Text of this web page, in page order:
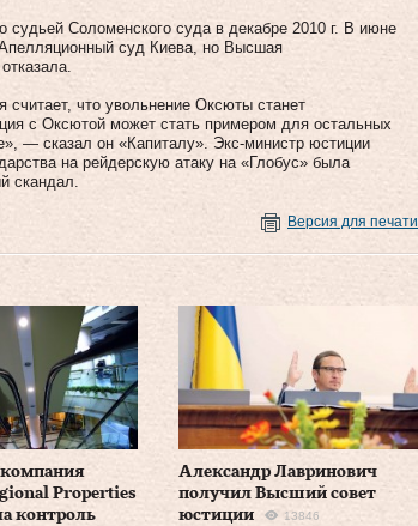
Соломенского суда в декабре 2010 г. В июне
суд Киева, но Высшая
что увольнение Оксюты станет
с Оксютой может стать примером для остальных
— сказал он «Капиталу». Экс-министр юстиции
на рейдерскую атаку на «Глобус» была
скандал.
Версия для печати
Properties
контроль
Александр Лавринович
получил Высший совет
юстиции
13846